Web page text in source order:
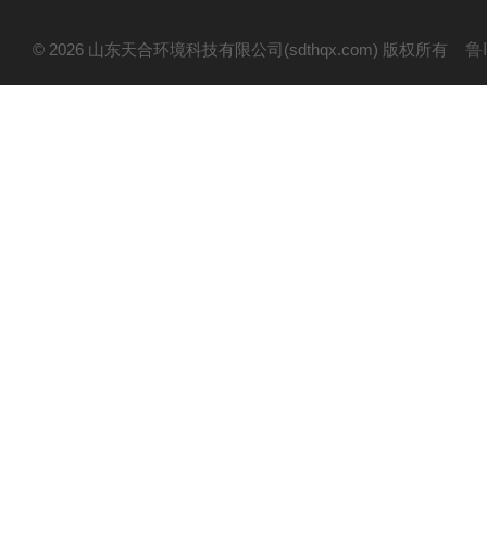
© 2026 山东天合环境科技有限公司(sdthqx.com) 版权所有 鲁